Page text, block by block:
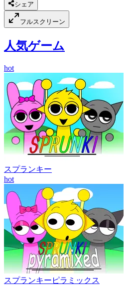
シェア
フルスクリーン
人気ゲーム
hot
スプランキー
hot
スプランキーピラミックス